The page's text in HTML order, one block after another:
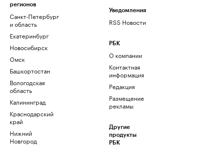
регионов
Санкт-Петербург
и область
Екатеринбург
Новосибирск
Омск
Башкортостан
Вологодская
область
Калининград
Краснодарский
край
Нижний
Новгород
Уведомления
RSS Новости
РБК
О компании
Контактная
информация
Редакция
Размещение
рекламы
Другие
продукты
РБК